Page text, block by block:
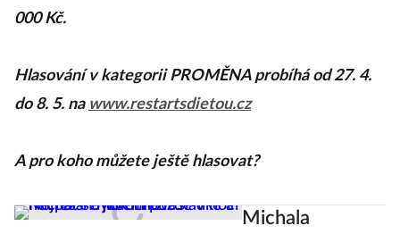
000 Kč.
Hlasování v kategorii PROMĚNA probíhá od 27. 4.
do 8. 5. na www.restartsdietou.cz
A pro koho můžete ještě hlasovat?
Michala